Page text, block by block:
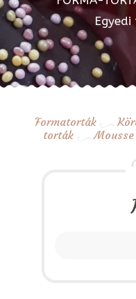
Formatorták
torták